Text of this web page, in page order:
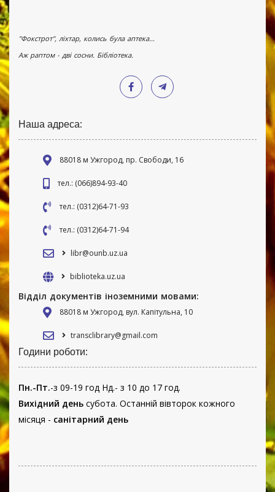
"Фокстрот", ліхтар, колись була аптека...
Аж раптом - дві сосни. Бібліотека.
Наша адреса:
88018 м Ужгород, пр. Свободи, 16
тел.: (066)894-93-40
тел.: (0312)64-71-93
тел.: (0312)64-71-94
libr@ounb.uz.ua
biblioteka.uz.ua
Відділ документів іноземними мовами:
88018 м Ужгород, вул. Капітульна, 10
transclibrary@gmail.com
Години роботи:
Пн.-Пт.-з 09-19 год Нд.- з 10 до 17 год.
Вихідний день субота. Останній вівторок кожного
місяця - санітарний день